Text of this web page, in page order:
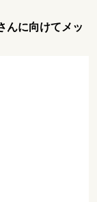
んに向けてメッ